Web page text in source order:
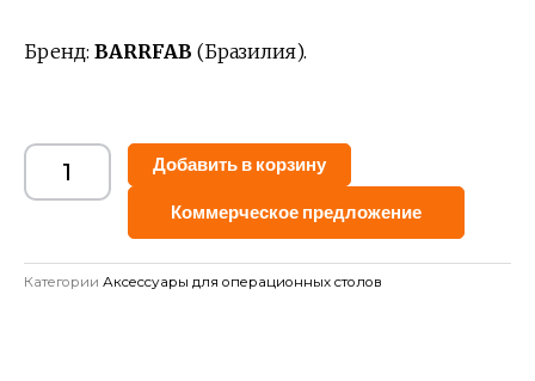
Бренд: BARRFAB (Бразилия).
Добавить в корзину
Коммерческое предложение
Категории Аксессуары для операционных столов